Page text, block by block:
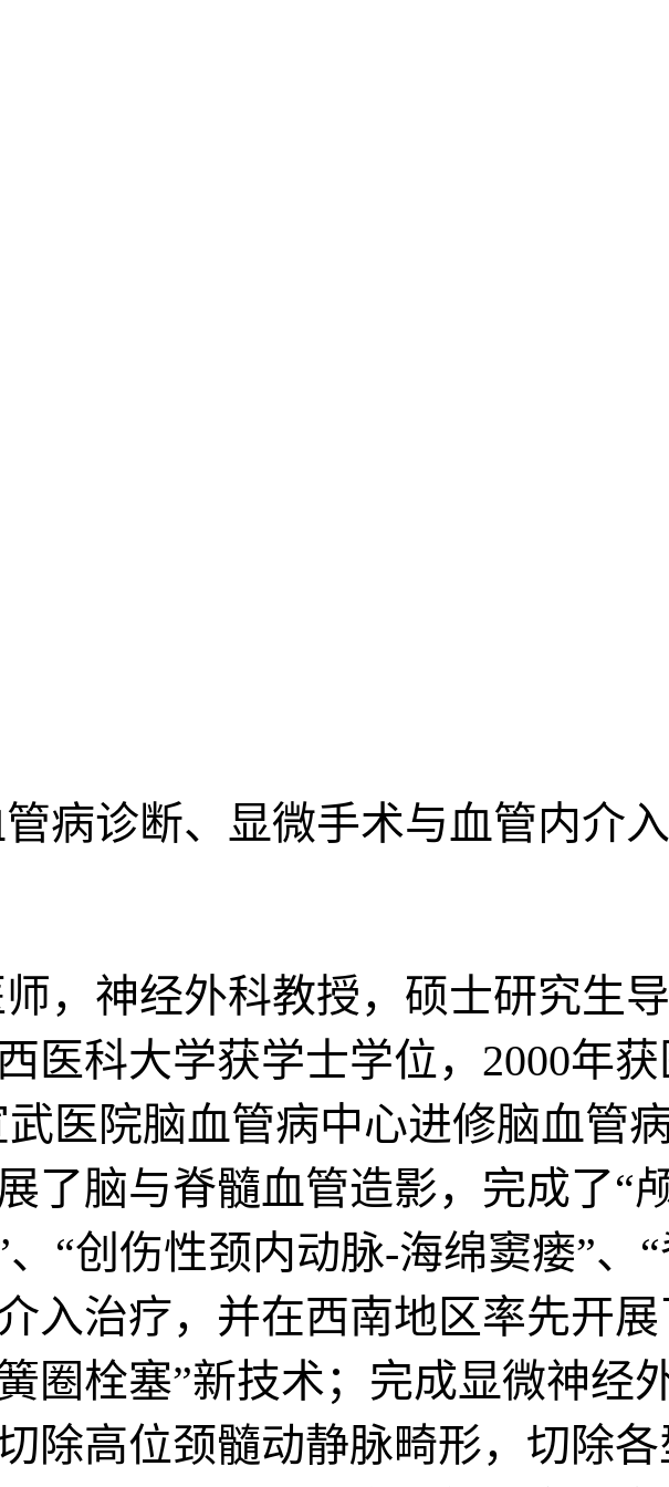
病诊断、显微手术与血管内介
，神经外科教授，硕士研究生
医科大学获学士学位，2000年获
武医院脑血管病中心进修脑血管
了脑与脊髓血管造影，完成了“
“创伤性颈内动脉-海绵窦瘘”、
入治疗，并在西南地区率先开
圈栓塞”新技术；完成显微神经
除高位颈髓动静脉畸形，切除